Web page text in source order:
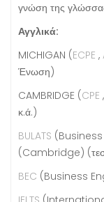
γνώση της
Αγγλικά:
MICHIGAN (ECPE ,
Ένωση)
CAMBRIDGE (CPE ,
κ.ά.)
BULATS
(Cambridge) (τεστ
BEC (Business